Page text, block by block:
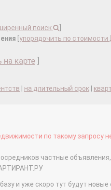
поиск
упорядочить по стоимости
на карте
на длительный срок
по такому запросу не
частные
и уже скоро тут будут